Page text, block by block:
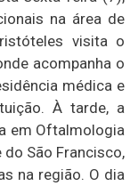
na área de
visita o
acompanha o
médica e
À tarde, a
em Oftalmologia
do São Francisco,
na região. O dia